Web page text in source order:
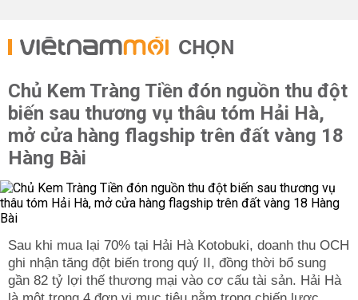
CHỌN
Chủ Kem Tràng Tiền đón nguồn thu đột
biến sau thương vụ thâu tóm Hải Hà,
mở cửa hàng flagship trên đất vàng 18
Hàng Bài
Sau khi mua lại 70% tại Hải Hà Kotobuki, doanh thu OCH
ghi nhận tăng đột biến trong quý II, đồng thời bổ sung
gần 82 tỷ lợi thế thương mại vào cơ cấu tài sản. Hải Hà